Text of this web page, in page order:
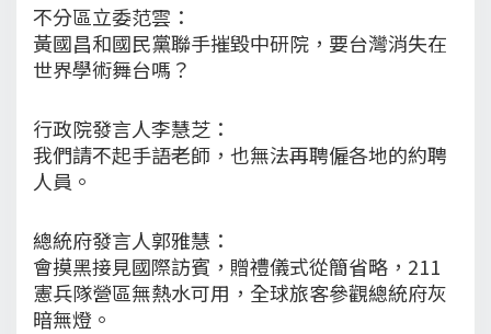
不分區立委范雲：
黃國昌和國民黨聯手摧毀中研院，要台灣消失在
世界學術舞台嗎？
行政院發言人李慧芝：
我們請不起手語老師，也無法再聘僱各地的約聘
人員。
總統府發言人郭雅慧：
會摸黑接見國際訪賓，贈禮儀式從簡省略，211
憲兵隊營區無熱水可用，全球旅客參觀總統府灰
暗無燈。